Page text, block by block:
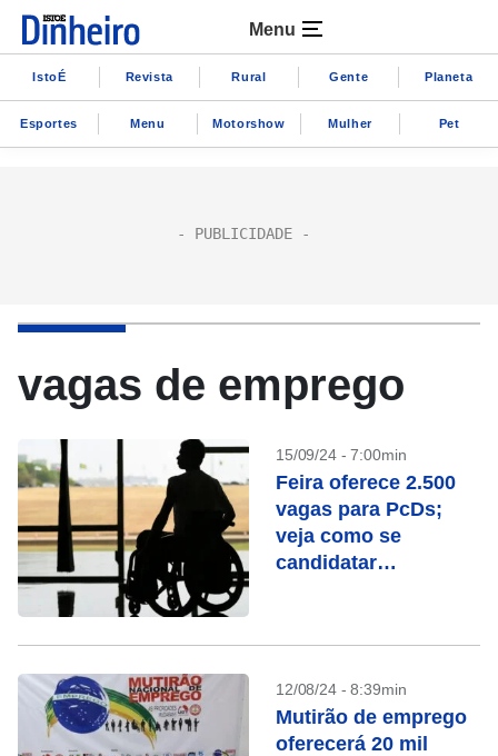
Menu
IstoÉ Revista Rural Gente Planeta
Esportes Menu Motorshow Mulher Pet
vagas de emprego
15/09/24 - 7:00min
Feira oferece 2.500
vagas para PcDs;
veja como se
candidatar
12/08/24 - 8:39min
Mutirão de emprego
oferecerá 20 mil